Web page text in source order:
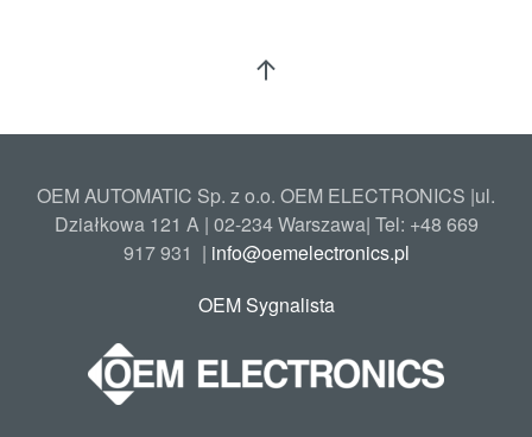
OEM AUTOMATIC Sp. z o.o. OEM ELECTRONICS |ul.
Działkowa 121 A | 02-234 Warszawa| Tel: +48 669
917 931 | info@oemelectronics.pl
OEM Sygnalista